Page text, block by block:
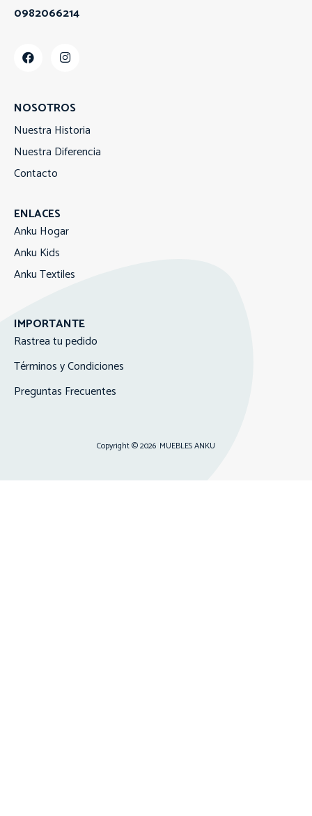
0982066214
NOSOTROS
Nuestra Historia
Nuestra Diferencia
Contacto
ENLACES
Anku Hogar
Anku Kids
Anku Textiles
IMPORTANTE
Rastrea tu pedido
Términos y Condiciones
Preguntas Frecuentes
Copyright © 2026 MUEBLES ANKU